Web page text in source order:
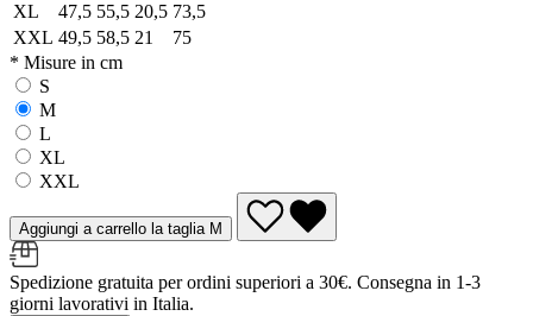
XL
47,5 55,5 20,5 73,5
XXL 49,5 58,5 21
75
* Misure in cm
S
M
L
XL
XXL
Aggiungi a carrello la taglia M
Spedizione gratuita per ordini superiori a 30€. Consegna in 1-3
giorni lavorativi in Italia.